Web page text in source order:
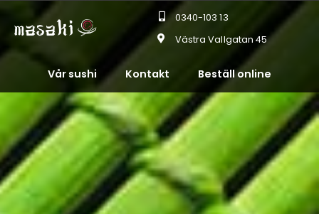
Vår sushi Kontakt Beställ online
0340-103 13
Västra Vallgatan 45